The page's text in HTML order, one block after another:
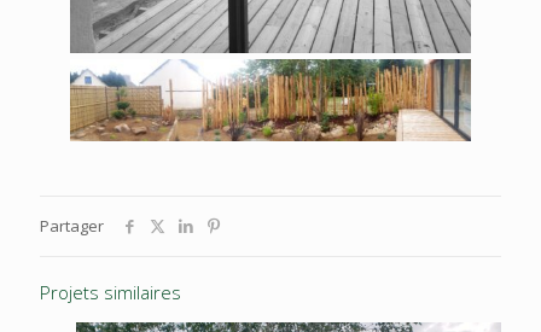
Partager
Projets similaires